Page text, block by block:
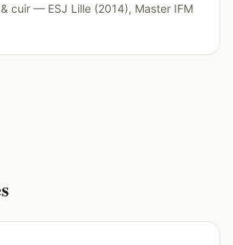
cuir — ESJ Lille (2014), Master IFM